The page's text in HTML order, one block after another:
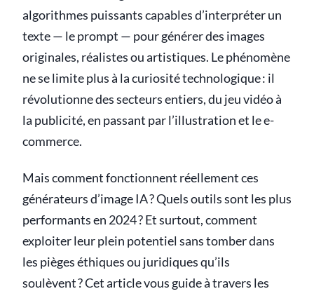
algorithmes puissants capables d’interpréter un
texte — le prompt — pour générer des images
originales, réalistes ou artistiques. Le phénomène
ne se limite plus à la curiosité technologique : il
révolutionne des secteurs entiers, du jeu vidéo à
la publicité, en passant par l’illustration et le e-
commerce.
Mais comment fonctionnent réellement ces
générateurs d’image IA ? Quels outils sont les plus
performants en 2024 ? Et surtout, comment
exploiter leur plein potentiel sans tomber dans
les pièges éthiques ou juridiques qu’ils
soulèvent ? Cet article vous guide à travers les